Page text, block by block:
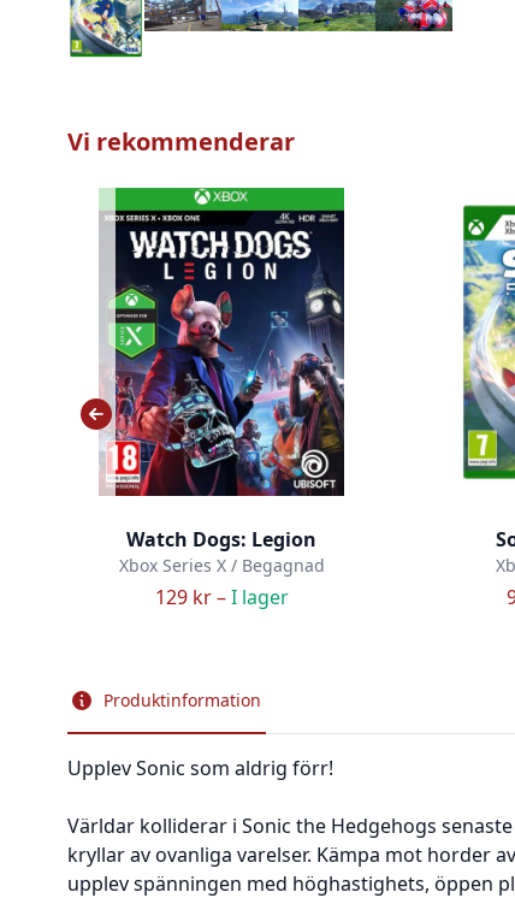
Vi rekommenderar
Watch Dogs: Legion
Xbox Series X / Begagnad
129 kr –I lager
Produktinformation
Upplev Sonic som aldrig förr!
Världar kolliderar i Sonic the Hedgehogs
kryllar av ovanliga varelser. Kämpa mot horder
upplev spänningen med höghastighets, öppen